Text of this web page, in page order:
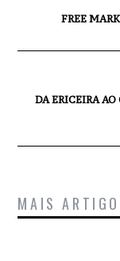
FREE
DA ERICEIRA
MAIS